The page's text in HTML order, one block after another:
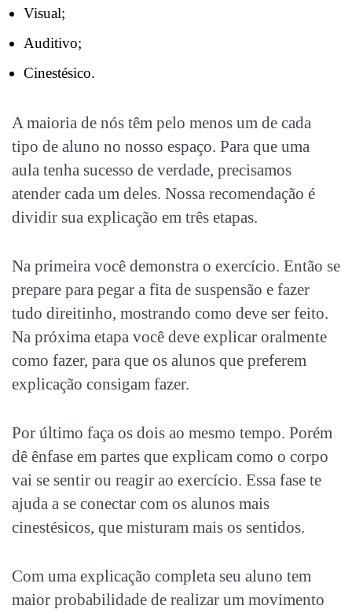
Visual;
Auditivo;
Cinestésico.
A maioria de nós têm pelo menos um de cada
tipo de aluno no nosso espaço. Para que uma
aula tenha sucesso de verdade, precisamos
atender cada um deles. Nossa recomendação é
dividir sua explicação em três etapas.
Na primeira você demonstra o exercício. Então se
prepare para pegar a fita de suspensão e fazer
tudo direitinho, mostrando como deve ser feito.
Na próxima etapa você deve explicar oralmente
como fazer, para que os alunos que preferem
explicação consigam fazer.
Por último faça os dois ao mesmo tempo. Porém
dê ênfase em partes que explicam como o corpo
vai se sentir ou reagir ao exercício. Essa fase te
ajuda a se conectar com os alunos mais
cinestésicos, que misturam mais os sentidos.
Com uma explicação completa seu aluno tem
maior probabilidade de realizar um movimento